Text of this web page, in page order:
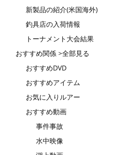
新製品の紹介(米国海外)
釣具店の入荷情報
トーナメント大会結果
おすすめ関係 >全部見る
おすすめDVD
おすすめアイテム
お気に入りルアー
おすすめ動画
事件事故
水中映像